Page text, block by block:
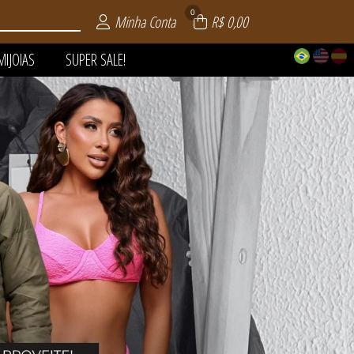
Minha Conta 0 R$ 0,00
| VERÃO
SUPER SALE!